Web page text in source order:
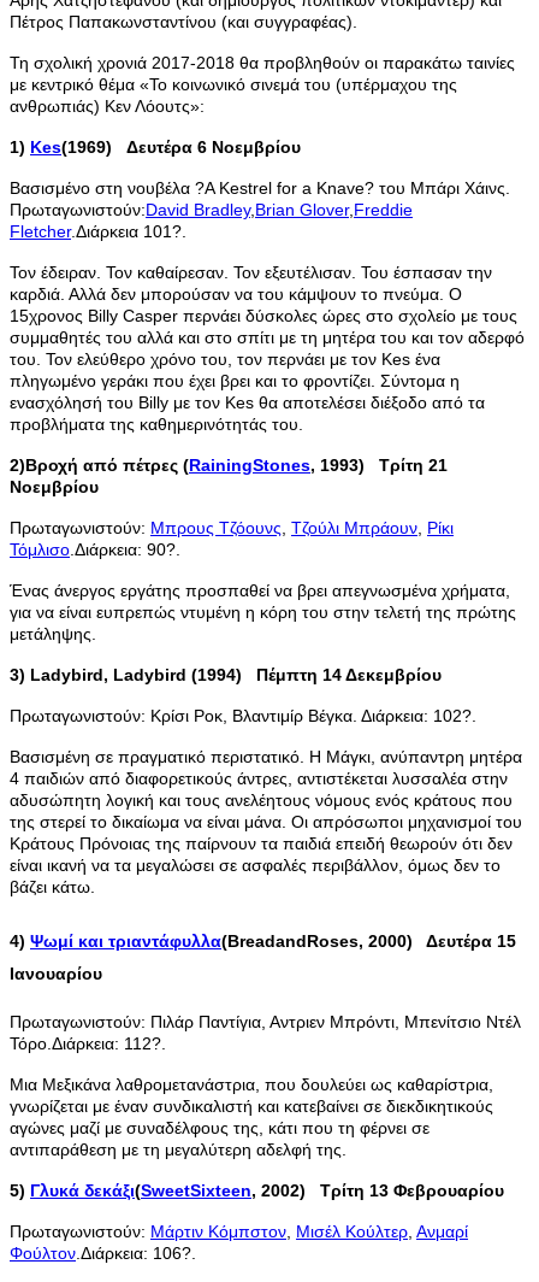
Πέτρος Παπακωνσταντίνου (και συγγραφέας).
Τη σχολική χρονιά 2017-2018 θα προβληθούν οι παρακάτω ταινίες
με κεντρικό θέμα «Το κοινωνικό σινεμά του (υπέρμαχου της
ανθρωπιάς) Κεν Λόουτς»:
1) Kes(1969) Δευτέρα 6 Νοεμβρίου
Βασισμένο στη νουβέλα ?A Kestrel for a Knave? του Μπάρι Χάινς.
Πρωταγωνιστούν:David Bradley, Brian Glover, Freddie
Fletcher.Διάρκεια 101?.
Τον έδειραν. Τον καθαίρεσαν. Τον εξευτέλισαν. Του έσπασαν την
καρδιά. Αλλά δεν μπορούσαν να του κάμψουν το πνεύμα. Ο
15χρονος Billy Casper περνάει δύσκολες ώρες στο σχολείο με τους
συμμαθητές του αλλά και στο σπίτι με τη μητέρα του και τον αδερφό
του. Τον ελεύθερο χρόνο του, τον περνάει με τον Kes ένα
πληγωμένο γεράκι που έχει βρει και το φροντίζει. Σύντομα η
ενασχόλησή του Billy με τον Kes θα αποτελέσει διέξοδο από τα
προβλήματα της καθημερινότητάς του.
2)Βροχή από πέτρες (RainingStones, 1993) Τρίτη 21
Νοεμβρίου
Πρωταγωνιστούν: Μπρους Τζόουνς Τζούλι Μπράουν Ρίκι
Τόμλισο .Διάρκεια: 90?.
Ένας άνεργος εργάτης προσπαθεί να βρει απεγνωσμένα χρήματα,
για να είναι ευπρεπώς ντυμένη η κόρη του στην τελετή της πρώτης
μετάληψης.
3) Ladybird, Ladybird (1994) Πέμπτη 14 Δεκεμβρίου
Πρωταγωνιστούν: Κρίσι Ροκ, Βλαντιμίρ Βέγκα. Διάρκεια: 102?.
Βασισμένη σε πραγματικό περιστατικό. Η Μάγκι, ανύπαντρη μητέρα
4 παιδιών από διαφορετικούς άντρες, αντιστέκεται λυσσαλέα στην
αδυσώπητη λογική και τους ανελέητους νόμους ενός κράτους που
της στερεί το δικαίωμα να είναι μάνα. Οι απρόσωποι μηχανισμοί του
Κράτους Πρόνοιας της παίρνουν τα παιδιά επειδή θεωρούν ότι δεν
είναι ικανή να τα μεγαλώσει σε ασφαλές περιβάλλον, όμως δεν το
βάζει κάτω.
4) Ψωμί και τριαντάφυλλα(BreadandRoses, 2000) Δευτέρα 15
Ιανουαρίου
Πρωταγωνιστούν: Πιλάρ Παντίγια, Αντριεν Μπρόντι, Μπενίτσιο Ντέλ
Τόρο.Διάρκεια: 112?.
Μια Μεξικάνα λαθρομετανάστρια, που δουλεύει ως καθαρίστρια,
γνωρίζεται με έναν συνδικαλιστή και κατεβαίνει σε διεκδικητικούς
αγώνες μαζί με συναδέλφους της, κάτι που τη φέρνει σε
αντιπαράθεση με τη μεγαλύτερη αδελφή της.
5) Γλυκά δεκάξι(SweetSixteen, 2002) Τρίτη 13 Φεβρουαρίου
Πρωταγωνιστούν: Μάρτιν Κόμπστον Μισέλ Κούλτερ Ανμαρί
Φούλτον .Διάρκεια: 106?.